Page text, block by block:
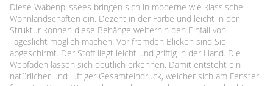
Diese Wabenplissees bringen sich in moderne wie klassische
Wohnlandschaften ein. Dezent in der Farbe und leicht in der
Struktur können diese Behänge weiterhin den Einfall von
Tageslicht möglich machen. Vor fremden Blicken sind Sie
abgeschirmt. Der Stoff liegt leicht und griffig in der Hand. Die
Webfäden lassen sich deutlich erkennen. Damit entsteht ein
natürlicher und luftiger Gesamteindruck, welcher sich am Fenster